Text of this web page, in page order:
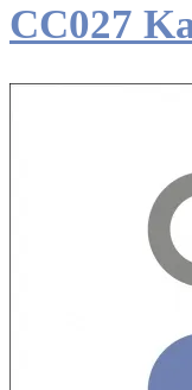
CC027